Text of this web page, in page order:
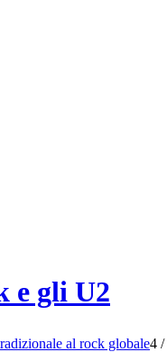
e gli U2
al rock globale4 /